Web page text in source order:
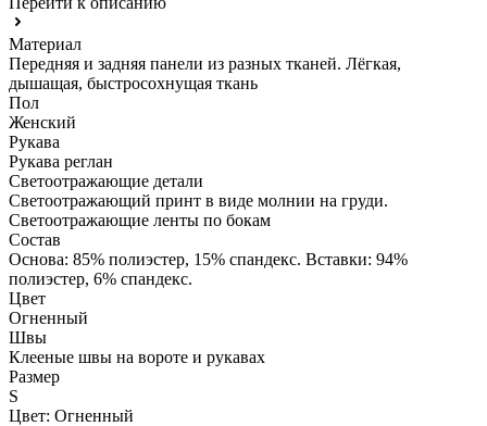
Материал
Передняя и задняя панели из разных тканей. Лёгкая,
дышащая, быстросохнущая ткань
Пол
Женский
Рукава
Рукава реглан
Светоотражающие детали
Светоотражающий принт в виде молнии на груди.
Светоотражающие ленты по бокам
Состав
Основа: 85% полиэстер, 15% спандекс. Вставки: 94%
полиэстер, 6% спандекс.
Цвет
Огненный
Швы
Клееные швы на вороте и рукавах
Размер
S
Цвет: Огненный